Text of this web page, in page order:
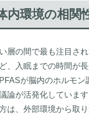
内環境の相関
層の間で最も注目され
、入眠までの時間が
が脳内のホルモ
論が活発化していま
は、外部環境から取